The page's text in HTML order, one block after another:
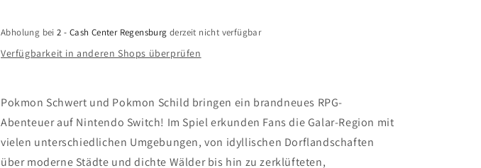
Abholung bei2 - Cash Center Regensburg derzeit nicht verfügbar
Verfügbarkeit in anderen Shops überprüfen
Pokmon Schwert und Pokmon Schild bringen ein brandneues RPG-
Abenteuer auf Nintendo Switch! Im Spiel erkunden Fans die Galar-Region mit
vielen unterschiedlichen Umgebungen, von idyllischen Dorflandschaften
über moderne Städte und dichte Wälder bis hin zu zerklüfteten,